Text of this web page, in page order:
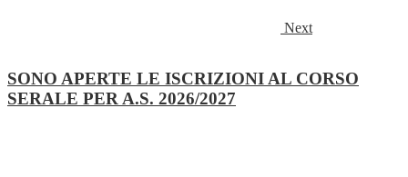
Next
SONO APERTE LE ISCRIZIONI AL CORSO
SERALE PER A.S. 2026/2027